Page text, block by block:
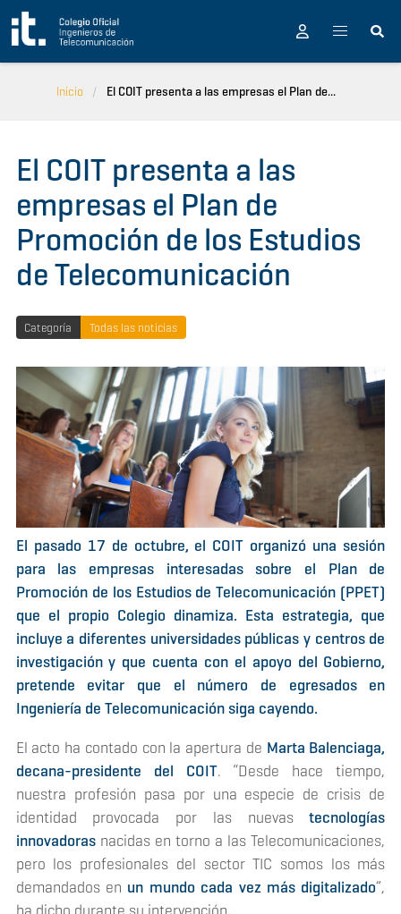
Pasar al contenido principal
Inicio El COIT presenta a las empresas el Plan de...
El COIT presenta a las
empresas el Plan de
Promoción de los Estudios
de Telecomunicación
Categoría Todas las noticias
El pasado 17 de octubre, el COIT organizó una sesión
para las empresas interesadas sobre el Plan de
Promoción de los Estudios de Telecomunicación (PPET)
que el propio Colegio dinamiza. Esta estrategia, que
incluye a diferentes universidades públicas y centros de
investigación y que cuenta con el apoyo del Gobierno,
pretende evitar que el número de egresados en
Ingeniería de Telecomunicación siga cayendo.
El acto ha contado con la apertura de Marta Balenciaga,
decana-presidente del COIT. “Desde hace tiempo,
nuestra profesión pasa por una especie de crisis de
identidad provocada por las nuevastecnologías
innovadorasnacidas en torno a las Telecomunicaciones,
pero los profesionales del sector TIC somos los más
demandados en un mundo cada vez más digitalizado”,